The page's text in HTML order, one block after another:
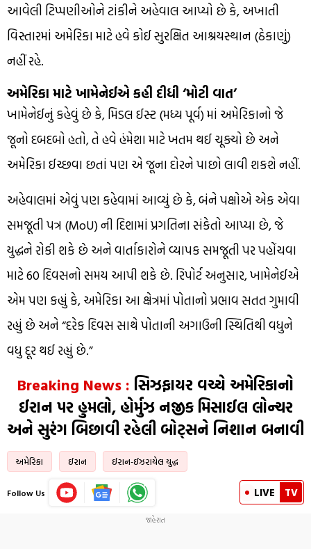
આવેલી ટિપ્પણીઓને ટાંકીને અહેવાલ આપ્યો છે કે, અખાતી
વિસ્તારમાં અમેરિકા માટે હવે કોઈ સુરક્ષિત આશ્રયસ્થાન (ઠેકાણું)
નહીં રહે.
અમેરિકા માટે ખામેનેઈએ કહી દીધી ‘મોટી વાત’
ખામેનેઈનું કહેવું છે કે, મિડલ ઈસ્ટ (મધ્ય પૂર્વ) માં અમેરિકાનો જે
જૂનો દબદબો હતો, તે હવે હંમેશા માટે ખતમ થઈ ચૂક્યો છે અને
અમેરિકા ઈચ્છવા છતાં પણ એ જૂના દોરને પાછો લાવી શકશે નહીં.
અહેવાલમાં એવું પણ કહેવામાં આવ્યું છે કે, બંને પક્ષોએ એક એવા
સમજૂતી પત્ર (MoU) ની દિશામાં પ્રગતિના સંકેતો આપ્યા છે, જે
યુદ્ધને રોકી શકે છે અને વાર્તાકારોને વ્યાપક સમજૂતી પર પહોંચવા
માટે 60 દિવસનો સમય આપી શકે છે. રિપોર્ટ અનુસાર, ખામેનેઈએ
એમ પણ કહ્યું કે, અમેરિકા આ ક્ષેત્રમાં પોતાનો પ્રભાવ સતત ગુમાવી
રહ્યું છે અને “દરેક દિવસ સાથે પોતાની અગાઉની સ્થિતિથી વધુને
વધુ દૂર થઈ રહ્યું છે.”
Breaking News : સિઝફાયર વચ્ચે અમેરિકાનો
ઈરાન પર હુમલો, હોર્મુઝ નજીક મિસાઈલ લોન્ચર
અને સુરંગ બિછાવી રહેલી બોટ્સને નિશાન બનાવી
અમેરિકા ઈરાન ઈરાન-ઈઝરાયેલ યુદ્ધ
Follow Us LIVE TV